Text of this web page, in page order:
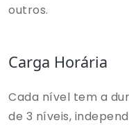
outros.
Carga Horária
Cada nível tem a
de 3 níveis,